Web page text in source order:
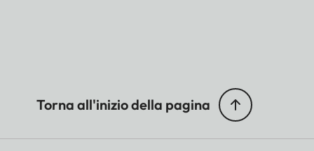
Torna all'inizio della pagina